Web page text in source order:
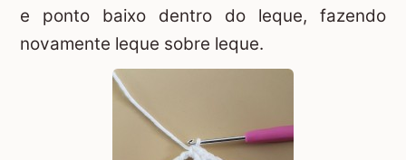
e ponto baixo dentro do leque, fazendo
novamente leque sobre leque.